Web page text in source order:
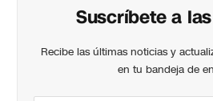
Suscríbete a
Recibe las últimas noticias y
en tu bandeja de